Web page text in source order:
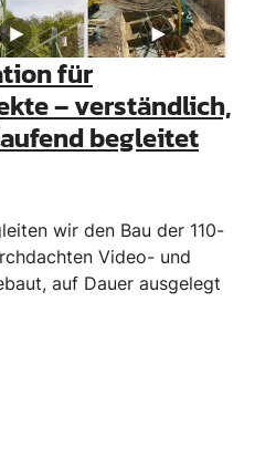
für
– verständlich,
begleitet
wir den Bau der 110-
Video- und
auf Dauer ausgelegt